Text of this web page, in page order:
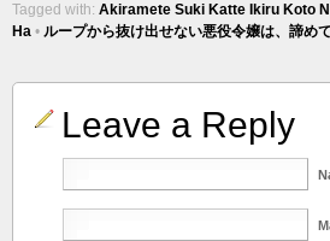
Tagged with: Akiramete Suki Katte Ikiru Koto
Ha • ループから抜け出せない悪役令嬢は、諦め
Leave a Reply